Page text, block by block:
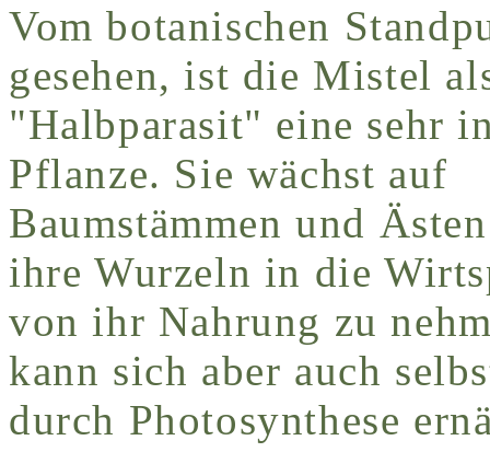
Vom botanischen
gesehen, ist die Mistel
"Halbparasit" eine sehr
Pflanze. Sie wächst auf
Baumstämmen und
ihre Wurzeln in die
von ihr Nahrung zu
kann sich aber auch
durch Photosynthese